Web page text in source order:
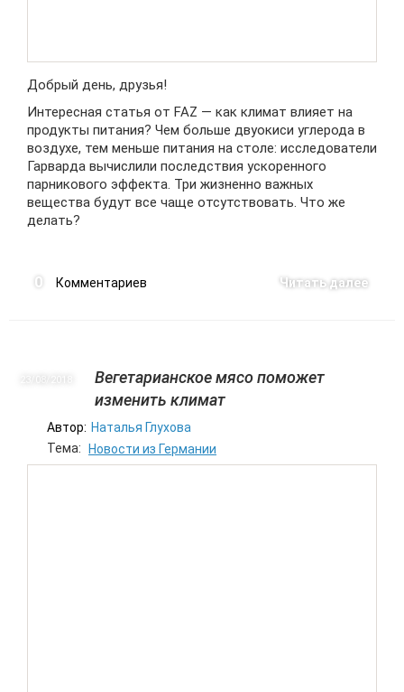
Добрый день, друзья!
Интересная статья от FAZ — как климат влияет на
продукты питания? Чем больше двуокиси углерода в
воздухе, тем меньше питания на столе: исследователи
Гарварда вычислили последствия ускоренного
парникового эффекта. Три жизненно важных
вещества будут все чаще отсутствовать. Что же
делать?
0 Комментариев Читать далее
Вегетарианское мясо поможет
изменить климат
23/08
Автор: Наталья Глухова
Тема:
Новости из Германии